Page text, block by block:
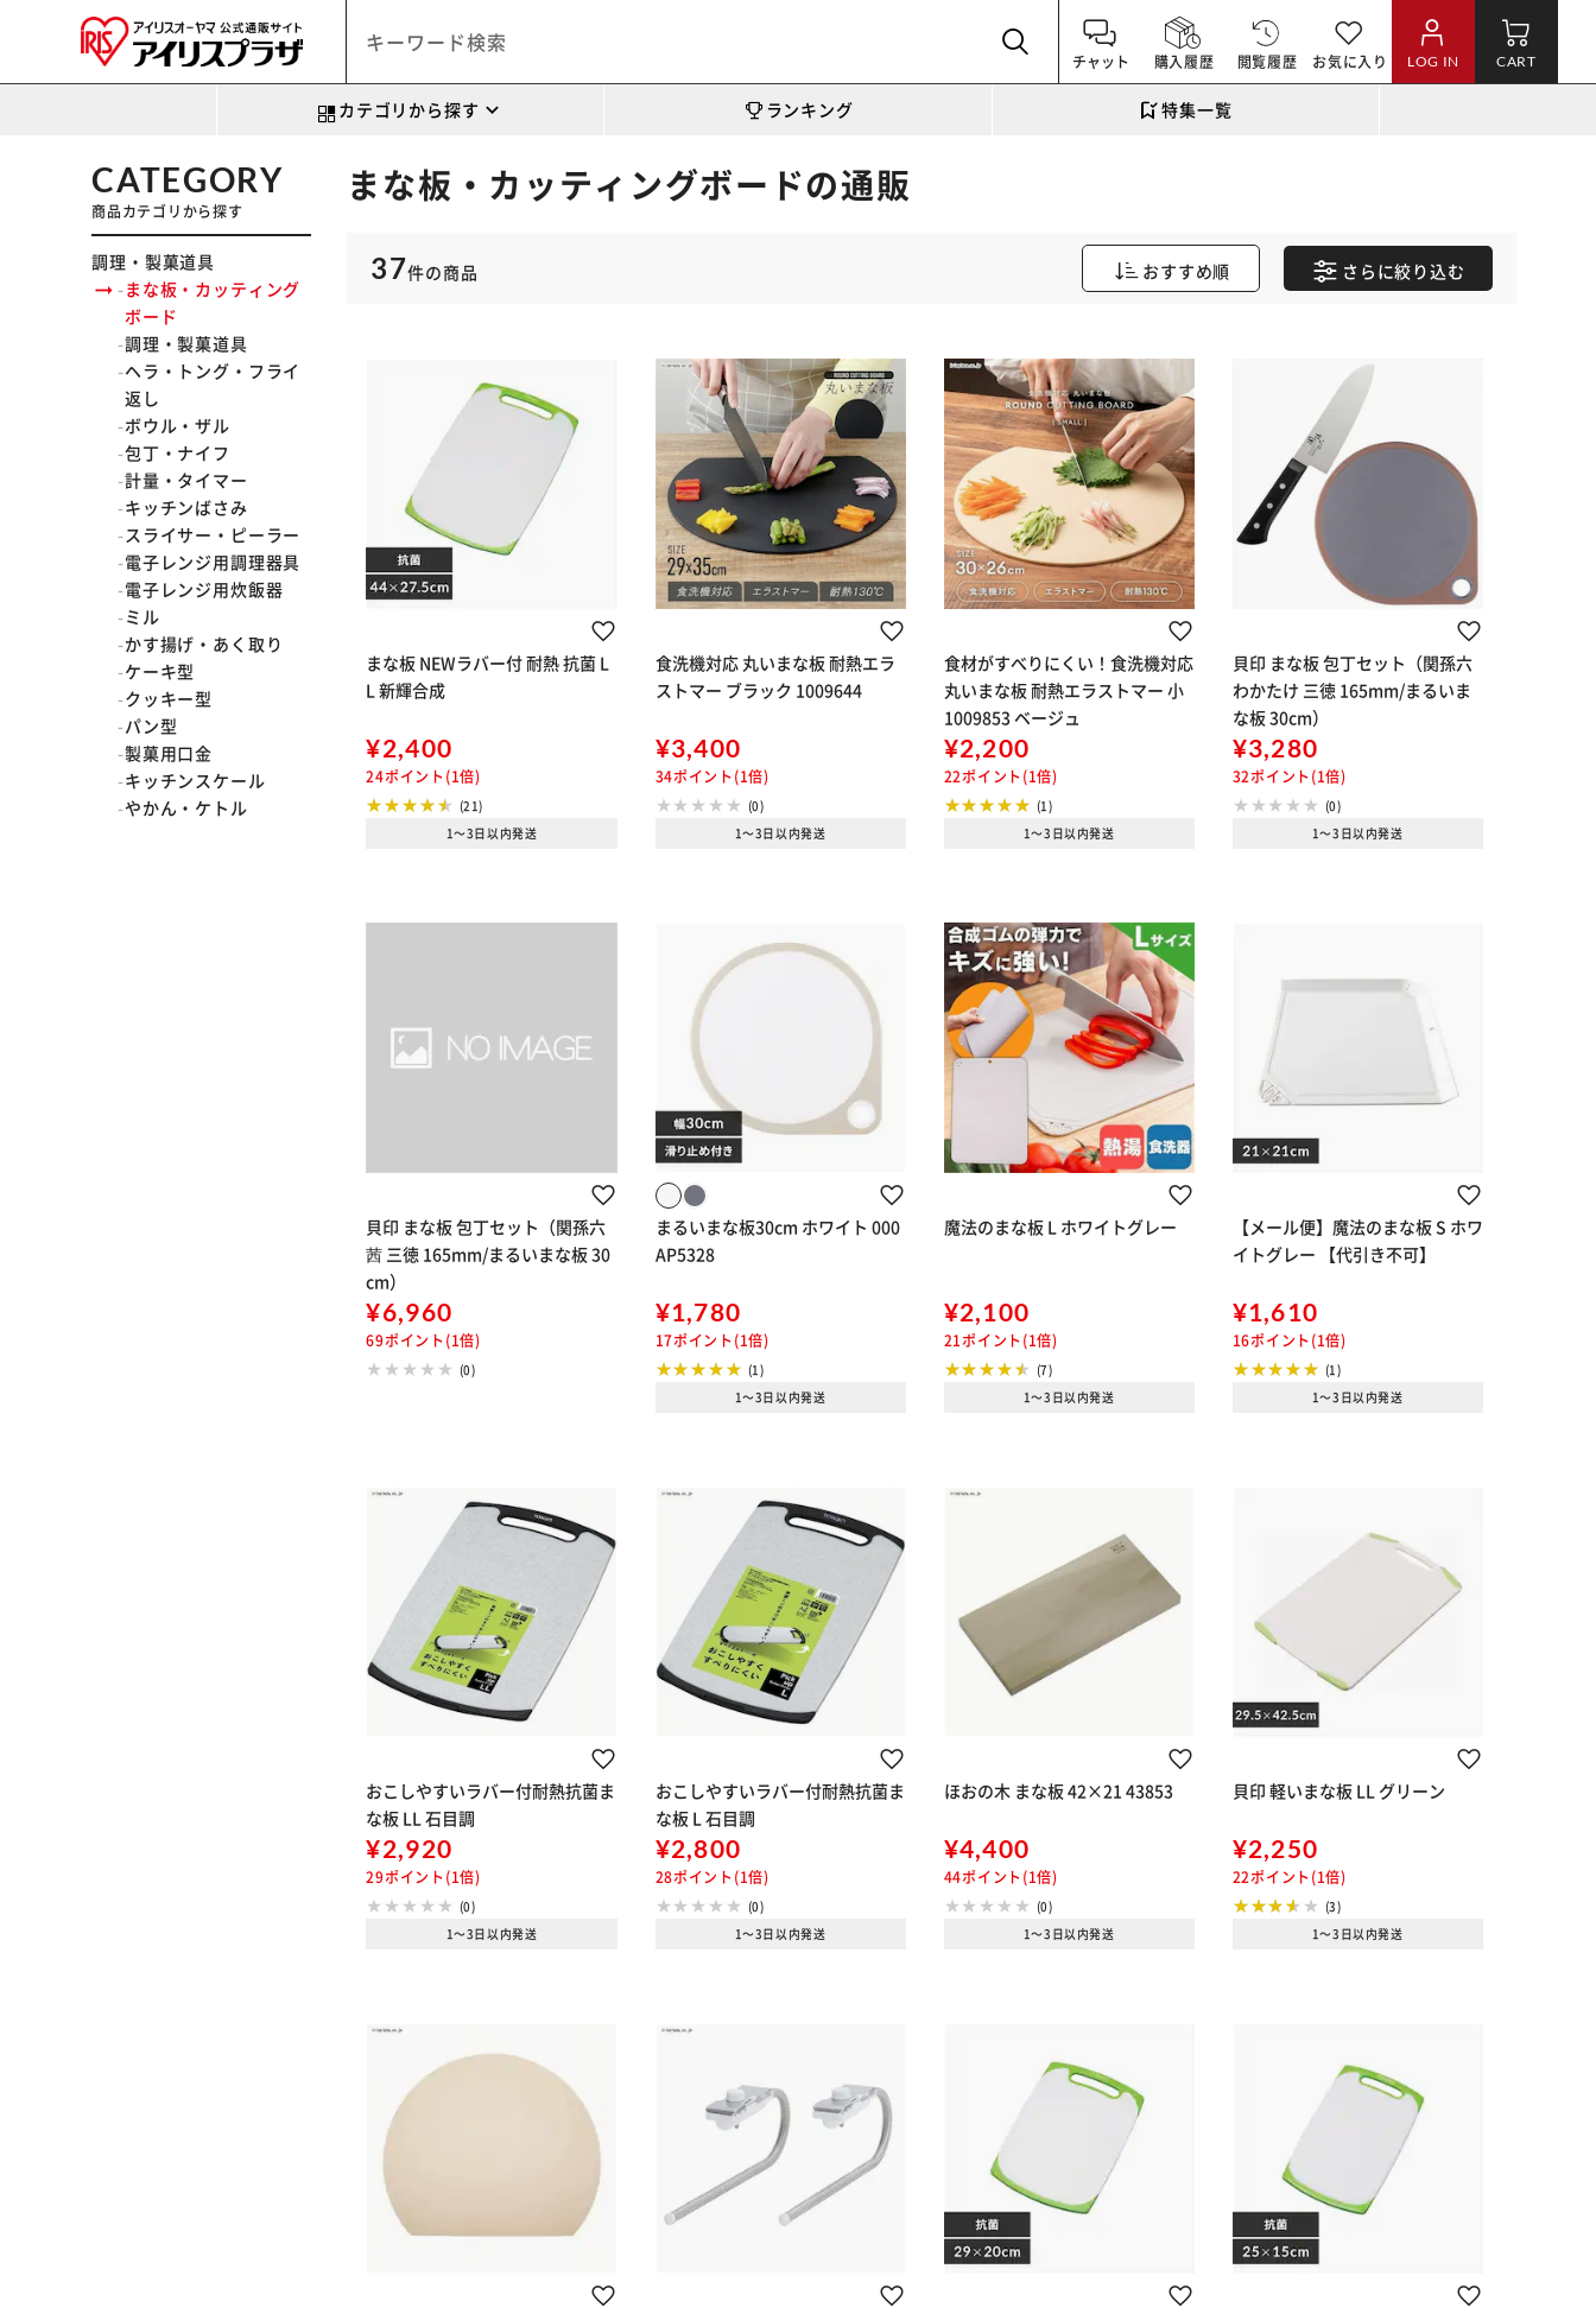
チャット 購入履歴 閲覧履歴 お気に入り LOG IN CART
カテゴリから探す ランキング 特集一覧
CATEGORY
商品カテゴリから探す
調理・製菓道具
まな板・カッティング
ボード
調理・製菓道具
ヘラ・トング・フライ
返し
ボウル・ザル
包丁・ナイフ
計量・タイマー
キッチンばさみ
スライサー・ピーラー
電子レンジ用調理器具
電子レンジ用炊飯器
ミル
かす揚げ・あく取り
ケーキ型
クッキー型
パン型
製菓用口金
キッチンスケール
やかん・ケトル
まな板・カッティングボードの通販
37件の商品 おすすめ順 さらに絞り込む
まな板 NEWラバー付 耐熱 抗菌 L
L 新輝合成
¥2,400
24ポイント(1倍)
(21)
1～3日以内発送
食洗機対応 丸いまな板 耐熱エラ
ストマー ブラック 1009644
¥3,400
34ポイント(1倍)
(0)
1～3日以内発送
食材がすべりにくい！食洗機対応
丸いまな板 耐熱エラストマー 小
1009853 ベージュ
¥2,200
22ポイント(1倍)
(1)
1～3日以内発送
貝印 まな板 包丁セット（関孫六
わかたけ 三徳 165mm/まるいま
な板 30cm）
¥3,280
32ポイント(1倍)
(0)
1～3日以内発送
貝印 まな板 包丁セット（関孫六
茜 三徳 165mm/まるいまな板 30
cm）
¥6,960
69ポイント(1倍)
(0)
まるいまな板30cm ホワイト 000
AP5328
¥1,780
17ポイント(1倍)
(1)
1～3日以内発送
魔法のまな板 L ホワイトグレー
¥2,100
21ポイント(1倍)
(7)
1～3日以内発送
【メール便】魔法のまな板 S ホワ
イトグレー 【代引き不可】
¥1,610
16ポイント(1倍)
(1)
1～3日以内発送
おこしやすいラバー付耐熱抗菌ま
な板 LL 石目調
¥2,920
29ポイント(1倍)
(0)
1～3日以内発送
おこしやすいラバー付耐熱抗菌ま
な板 L 石目調
¥2,800
28ポイント(1倍)
(0)
1～3日以内発送
ほおの木 まな板 42×21 43853
¥4,400
44ポイント(1倍)
(0)
1～3日以内発送
貝印 軽いまな板 LL グリーン
¥2,250
22ポイント(1倍)
(3)
1～3日以内発送